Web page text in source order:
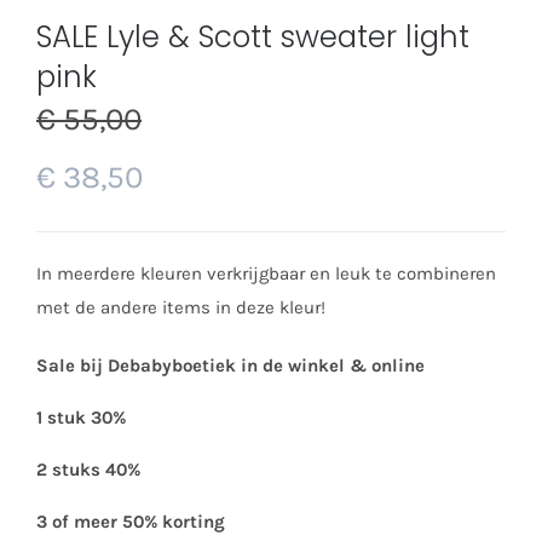
SALE Lyle & Scott sweater light
pink
€55,00
€ 38,50
In meerdere kleuren verkrijgbaar en leuk te combineren
met de andere items in deze kleur!
Sale bij Debabyboetiek in de winkel & online
1 stuk 30%
2 stuks 40%
3 of meer 50% korting